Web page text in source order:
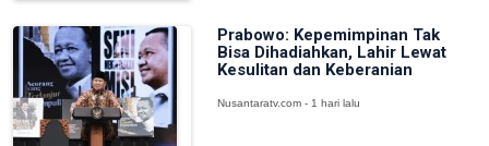
Prabowo: Kepemimpinan Tak
Bisa Dihadiahkan, Lahir Lewat
Kesulitan dan Keberanian
Nusantaratv.com - 1 hari lalu